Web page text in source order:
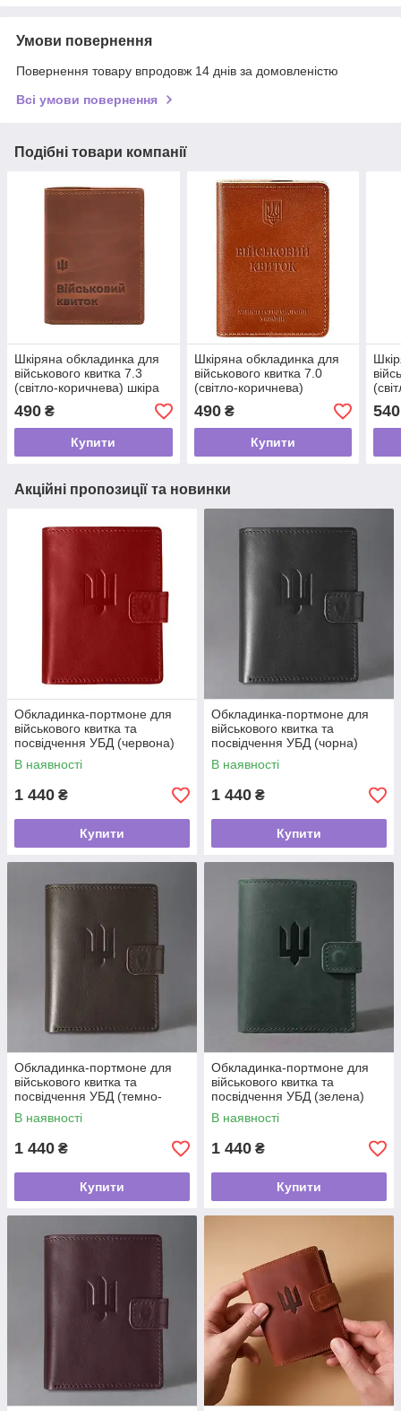
Умови повернення
Повернення товару впродовж 14 днів за домовленістю
Всі умови повернення
Подібні товари компанії
Шкіряна обкладинка для
військового квитка 7.3
(світло-коричнева) шкіра
Crazy Horse
490 ₴
Купити
Шкіряна обкладинка для
військового квитка 7.0
(світло-коричнева)
490₴
Купити
540
Акційні пропозиції та новинки
Обкладинка-портмоне для
військового квитка та
посвідчення УБД (червона)
шкіра Krast
В наявності
1 440 ₴
Купити
Обкладинка-портмоне для
військового квитка та
посвідчення УБД (чорна)
шкіра Krast
В наявності
1 440 ₴
Купити
Обкладинка-портмоне для
військового квитка та
посвідчення УБД (темно-
коричнева) шкіра Krast
В наявності
1 440 ₴
Купити
Обкладинка-портмоне для
військового квитка та
посвідчення УБД (зелена)
шкіра Crazy Horse
В наявності
1 440 ₴
Купити